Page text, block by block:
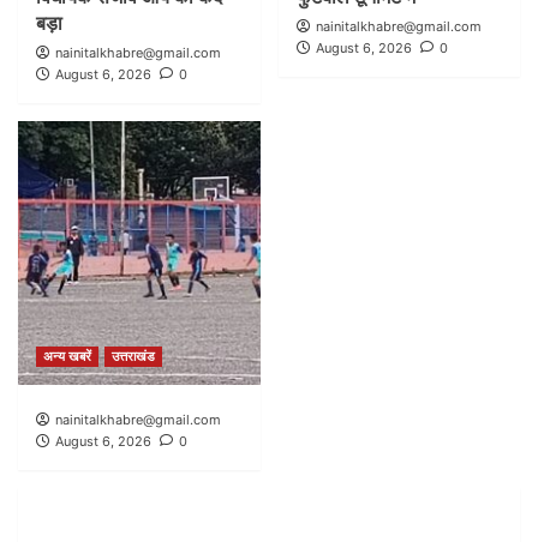
बड़ा
nainitalkhabre@gmail.com
August 6, 2026
0
nainitalkhabre@gmail.com
August 6, 2026
0
अन्य खबरें उत्तराखंड
nainitalkhabre@gmail.com
August 6, 2026
0